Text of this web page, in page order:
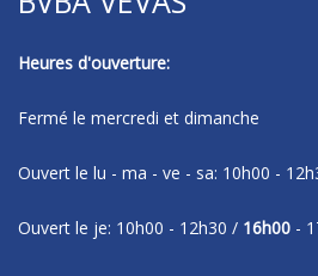
Heures d'ouverture:
Fermé le mercredi et dimanche
Ouvert le lu - ma - ve - sa: 10h00 -
Ouvert le je: 10h00 - 12h30 / 16h00 -